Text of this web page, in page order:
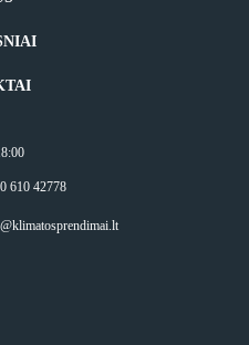
610 42778
oro
WBC